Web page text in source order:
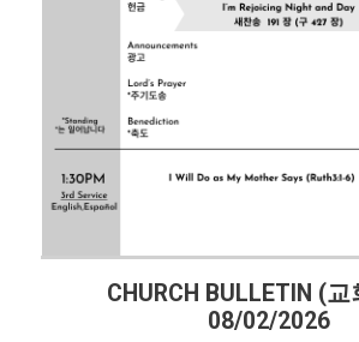
CHURCH BULLETIN (교회주보)
08/02/2026